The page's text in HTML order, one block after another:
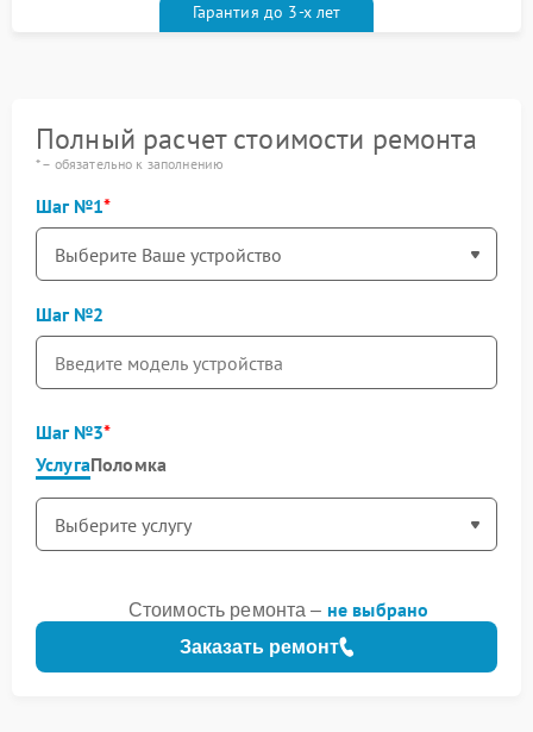
Гарантия до 3-х лет
Полный расчет стоимости ремонта
* – обязательно к заполнению
Шаг №1
Шаг №2
Шаг №3
УслугаПоломка
Заказать ремонт
Стоимость ремонта – не выбрано